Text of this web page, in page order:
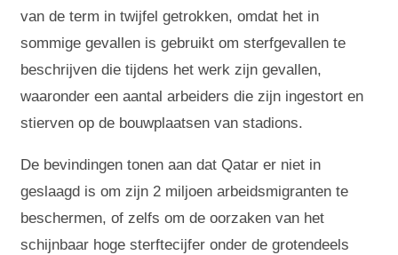
van de term in twijfel getrokken, omdat het in
sommige gevallen is gebruikt om sterfgevallen te
beschrijven die tijdens het werk zijn gevallen,
waaronder een aantal arbeiders die zijn ingestort en
stierven op de bouwplaatsen van stadions.
De bevindingen tonen aan dat Qatar er niet in
geslaagd is om zijn 2 miljoen arbeidsmigranten te
beschermen, of zelfs om de oorzaken van het
schijnbaar hoge sterftecijfer onder de grotendeels